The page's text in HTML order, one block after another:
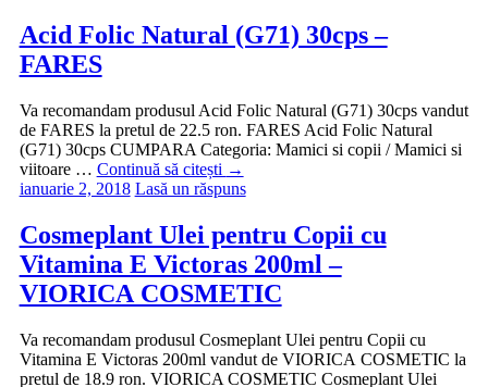
Acid Folic Natural (G71) 30cps –
FARES
Va recomandam produsul Acid Folic Natural (G71) 30cps vandut
de FARES la pretul de 22.5 ron. FARES Acid Folic Natural
(G71) 30cps CUMPARA Categoria: Mamici si copii / Mamici si
viitoare … Continuă să citești →
ianuarie 2, 2018 Lasă un răspuns
Cosmeplant Ulei pentru Copii cu
Vitamina E Victoras 200ml –
VIORICA COSMETIC
Va recomandam produsul Cosmeplant Ulei pentru Copii cu
Vitamina E Victoras 200ml vandut de VIORICA COSMETIC la
pretul de 18.9 ron. VIORICA COSMETIC Cosmeplant Ulei